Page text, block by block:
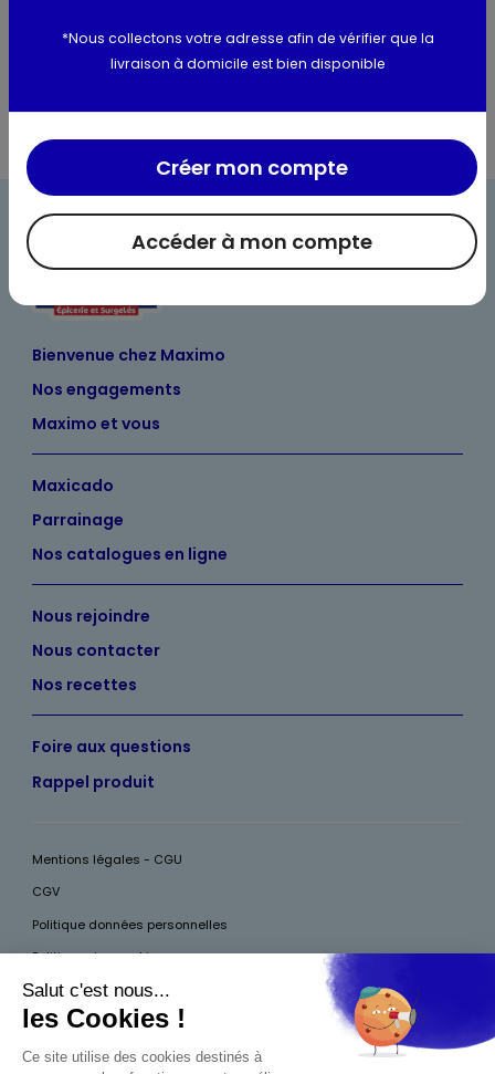
Informations complémentaires
Bienvenue chez Maximo
Nos engagements
Maximo et vous
Maxicado
Parrainage
Nos catalogues en ligne
Nous rejoindre
Nous contacter
Nos recettes
Foire aux questions
Rappel produit
Mentions légales - CGU
CGV
Politique données personnelles
Politique des cookies
Accessibilité
Pour votre santé, mangez au moins cinq fruits et légumes par jour, plus
*Nous collectons votre adresse afin de vérifier que la
livraison à domicile est bien disponible
Accéder à mon compte
Créer mon compte